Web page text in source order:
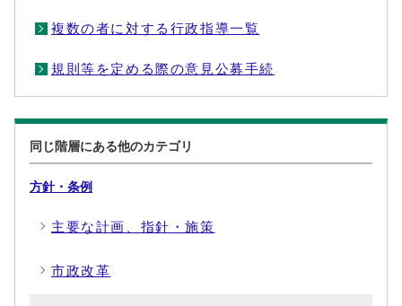
複数の者に対する行政指導一覧
規則等を定める際の意見公募手続
同じ階層にある他のカテゴリ
方針・条例
主要な計画、指針・施策
市政改革